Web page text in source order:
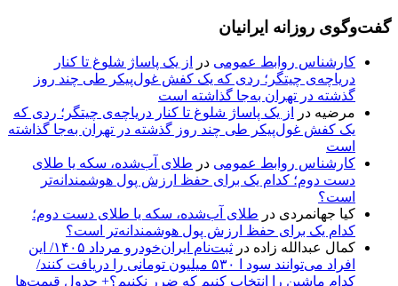
گفت‌وگوی روزانه ایرانیان
کارشناس روابط عمومی در
از یک پاساژ شلوغ تا کنار
دریاچه‌ی چیتگر؛ ردی که یک کفش غول‌پیکر طی چند روز
گذشته در تهران به‌جا گذاشته است
مرضیه در
از یک پاساژ شلوغ تا کنار دریاچه‌ی چیتگر؛ ردی که
یک کفش غول‌پیکر طی چند روز گذشته در تهران به‌جا گذاشته
است
کارشناس روابط عمومی در طلای آب‌شده، سکه یا طلای
دست دوم؛ کدام یک برای حفظ ارزش پول هوشمندانه‌تر
است؟
کیا جهانمردی در طلای آب‌شده، سکه یا طلای دست دوم؛
کدام یک برای حفظ ارزش پول هوشمندانه‌تر است؟
کمال عبدالله زاده در
ثبت‌نام ایران‌خودرو مرداد ۱۴۰۵/ این
افراد می‌توانند سود ا ۵۳۰ میلیون تومانی را دریافت کنند/
کدام ماشین را انتخاب کنیم که ضرر نکنیم؟+ جدول قیمت‌ها